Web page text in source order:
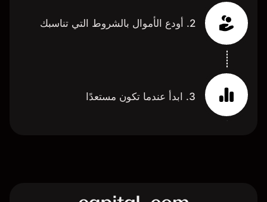
2. أودع الأموال بالشروط التي تناسبك
3. ابدأ عندما تكون مستعدًا